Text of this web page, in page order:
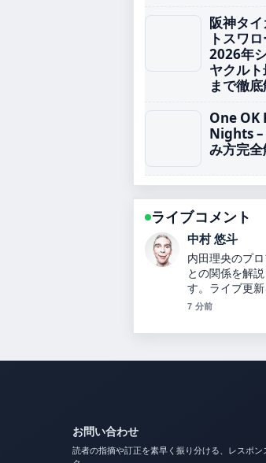
阪神タ
トスワ
2026年
ヤクル
まで徹
One OK
Nights –
み方完
ライブコメント
山本 葵
坂本花織の結
手権4連覇、
になった理由を
は丁寧で、流れ
お問い合わせ
読者の指摘や訂正を素早く振り分ける、レスポン